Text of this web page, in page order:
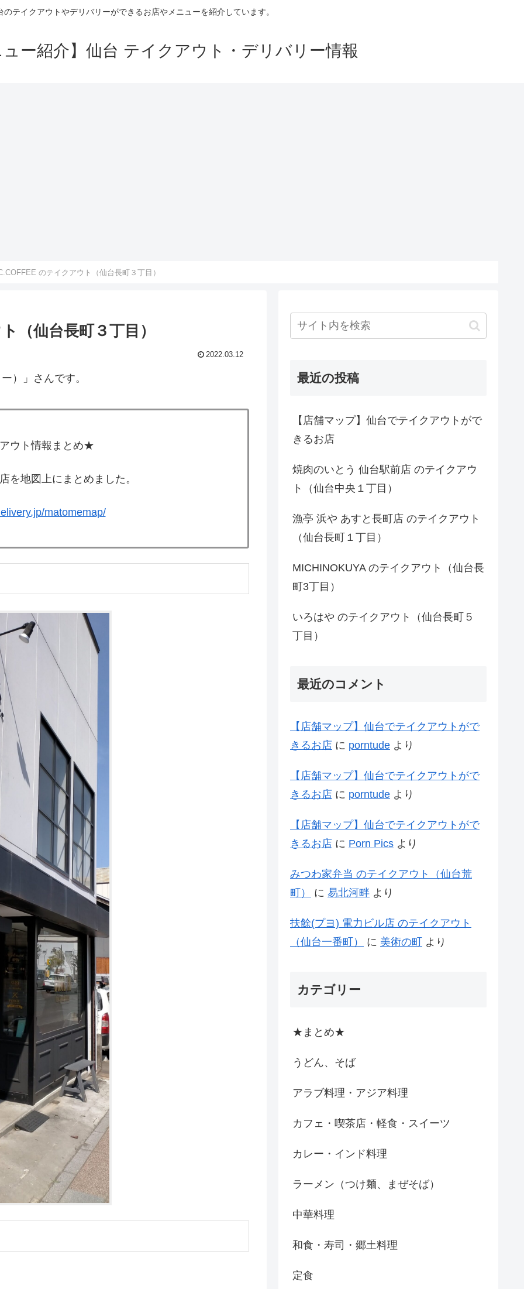
のテイクアウトやデリバリーができるお店やメニューを紹介しています。
ー紹介】仙台 テイクアウト・デリバリー情報
のテイクアウト（仙台長町３丁目）
（仙台長町３丁目）
2022.03.12
）」さんです。
ウト情報まとめ★
を地図上にまとめました。
matomemap/
最近の投稿
【店舗マップ】仙台でテイクアウトがで
きるお店
焼肉のいとう 仙台駅前店 のテイクアウ
ト（仙台中央１丁目）
漁亭 浜や あすと長町店 のテイクアウト
（仙台長町１丁目）
MICHINOKUYA のテイクアウト（仙台長
町3丁目）
いろはや のテイクアウト（仙台長町５
丁目）
最近のコメント
【店舗マップ】仙台でテイクアウトがで
きるお店 に porntude より
【店舗マップ】仙台でテイクアウトがで
きるお店 に porntude より
【店舗マップ】仙台でテイクアウトがで
きるお店 に Porn Pics より
みつわ家弁当 のテイクアウト（仙台荒
町）
に 易北河畔 より
扶餘(プヨ) 電力ビル店 のテイクアウト
（仙台一番町）
に 美術の町 より
カテゴリー
★まとめ★
うどん、そば
アラブ料理・アジア料理
カフェ・喫茶店・軽食・スイーツ
カレー・インド料理
ラーメン（つけ麺、まぜそば）
中華料理
和食・寿司・郷土料理
定食